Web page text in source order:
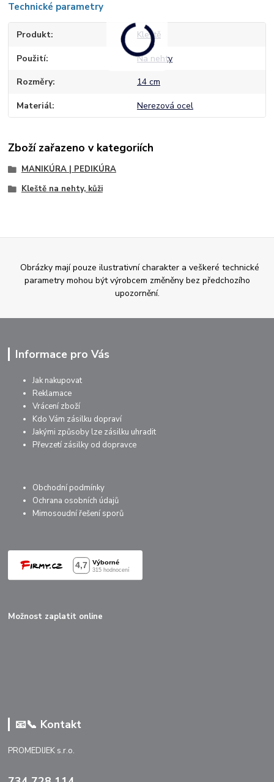
Technické parametry
Produkt Kleště
Použití Na nehty
Rozměry 14 cm
Materiál Nerezová ocel
Zboží zařazeno v kategoriích
MANIKÚRA | PEDIKÚRA
Kleště na nehty, kůži
Obrázky mají pouze ilustrativní charakter a veškeré technické
parametry mohou být výrobcem změněny bez předchozího
upozornění.
Informace pro Vás
Jak nakupovat
Reklamace
Vrácení zboží
Kdo Vám zásilku dopraví
Jakými způsoby lze zásilku uhradit
Převzetí zásilky od dopravce
Obchodní podmínky
Ochrana osobních údajů
Mimosoudní řešení sporů
Možnost zaplatit online
📧📞 Kontakt
PROMEDIJEK s.r.o.